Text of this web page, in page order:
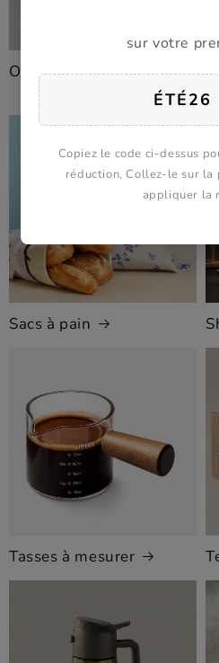
Ouvre-boîtes
Sacs à pain
Tasses à mesurer
sur votre
ÉTÉ26
Copiez le code ci-dessus
réduction, Collez-le sur la
appliquer la